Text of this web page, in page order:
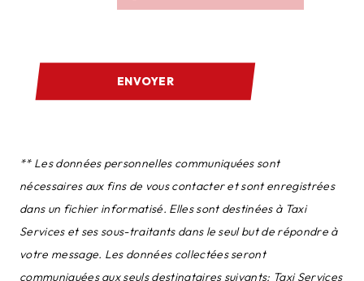
ENVOYER
** Les données personnelles communiquées sont
nécessaires aux fins de vous contacter et sont enregistrées
dans un fichier informatisé. Elles sont destinées à Taxi
Services et ses sous-traitants dans le seul but de répondre à
votre message. Les données collectées seront
communiquées aux seuls destinataires suivants: Taxi Services